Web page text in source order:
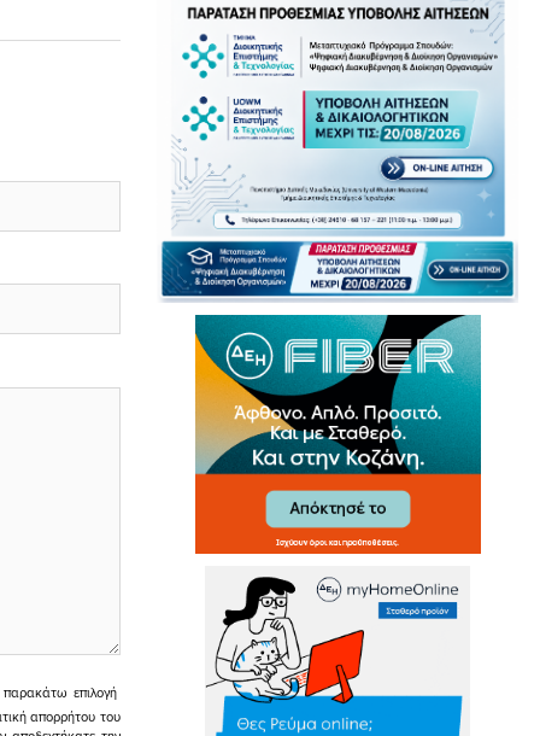
επιλογή
απορρήτου του